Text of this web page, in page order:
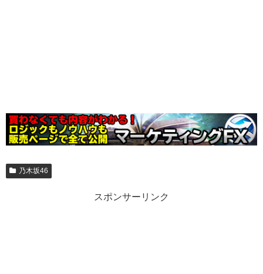
乃木坂46
スポンサーリンク